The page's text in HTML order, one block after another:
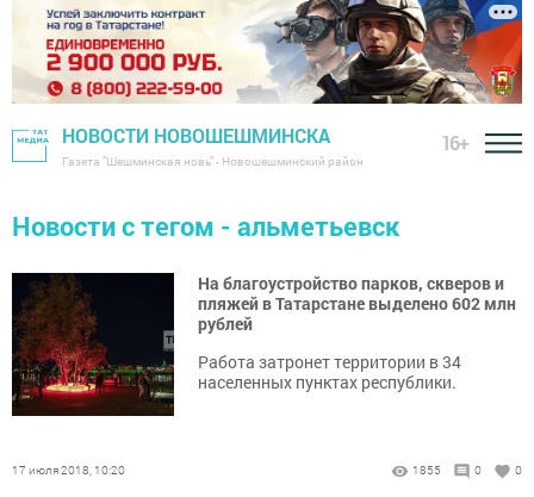
НОВОСТИ НОВОШЕШМИНСКА
Газета "Шешминская новь" - Новошешминский район
16+
Новости с тегом - альметьевск
На благоустройство парков, скверов и
пляжей в Татарстане выделено 602 млн
рублей
Работа затронет территории в 34
населенных пунктах республики.
17 июля 2018, 10:20 1855 0 0